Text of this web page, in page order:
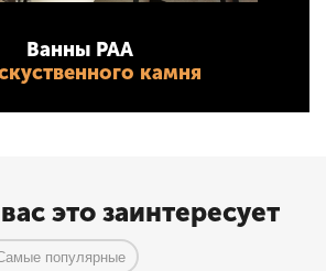
Ванны PAA
камня
это заинтересует
популярные